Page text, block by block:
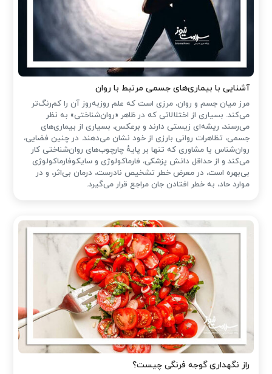
آشنایی با بیماری‌های جسمی مرتبط با روان
مرز میان جسم و روان، مرزی است که علم روزبه‌روز آن را کم‌رنگ‌تر
می‌کند. بسیاری از اختلالاتی که در ظاهر «روان‌شناختی» به نظر
می‌رسند، ریشه‌ای زیستی دارند و برعکس، بسیاری از بیماری‌های
جسمی، تظاهرات روانی بارزی از خود نشان می‌دهند. در چنین فضایی،
روان‌شناس یا مشاوری که تنها بر پایهٔ چارچوب‌های روان‌شناختی کار
می‌کند و از حداقل دانش پزشکی، فارماکولوژی و سایکوفارماکولوژی
بی‌بهره است، در معرض خطر تشخیص نادرست، درمان بی‌اثر، و در
موارد حاد، به خطر افتادن جان مراجع قرار می‌گیرد.
راز نگهداری گوجه فرنگی چیست؟